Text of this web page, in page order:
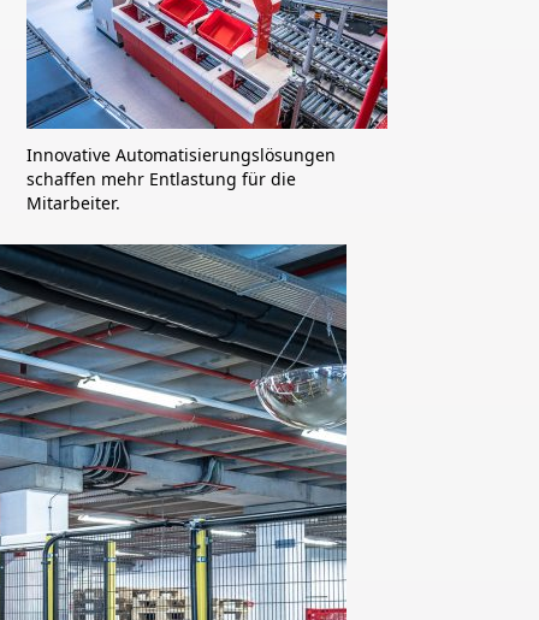
Innovative Automatisierungslösungen
schaffen mehr Entlastung für die
Mitarbeiter.